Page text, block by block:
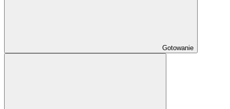
Gotowanie